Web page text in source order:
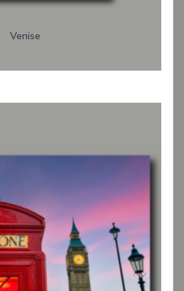
Venise